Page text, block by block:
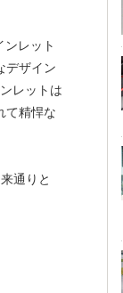
レット
デザイン
レットは
て精悍な
通りと